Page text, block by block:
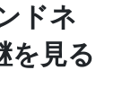
ドネ
を見る